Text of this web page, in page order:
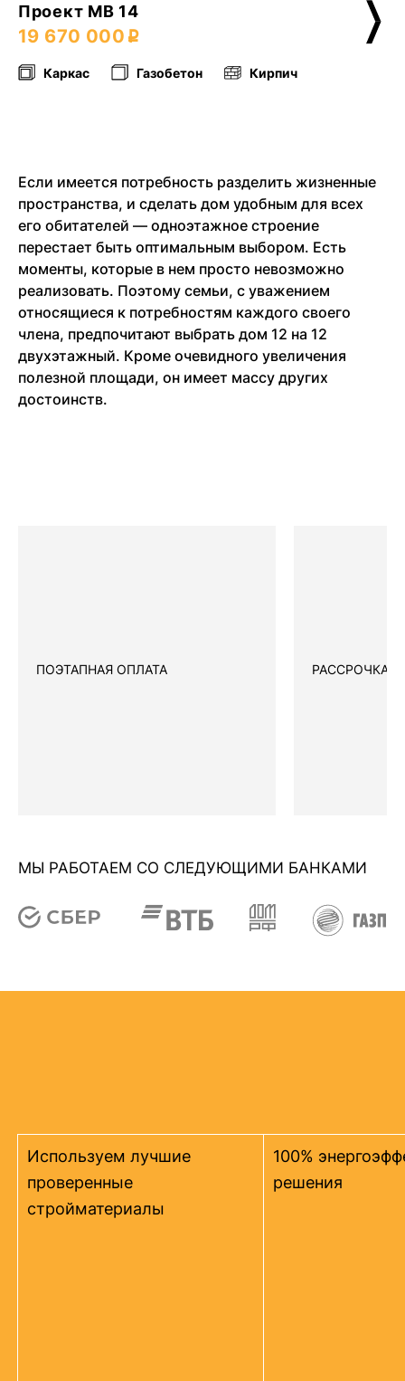
Проект МВ 14
19 670 000
Каркас Газобетон Кирпич
Если имеется потребность разделить жизненные
пространства, и сделать дом удобным для всех
его обитателей — одноэтажное строение
перестает быть оптимальным выбором. Есть
моменты, которые в нем просто невозможно
реализовать. Поэтому семьи, с уважением
относящиеся к потребностям каждого своего
члена, предпочитают выбрать дом 12 на 12
двухэтажный. Кроме очевидного увеличения
полезной площади, он имеет массу других
достоинств.
ПОЭТАПНАЯ ОПЛАТА РАССРОЧКА
МЫ РАБОТАЕМ СО СЛЕДУЮЩИМИ БАНКАМИ
Используем лучшие
проверенные
стройматериалы
100%
решения